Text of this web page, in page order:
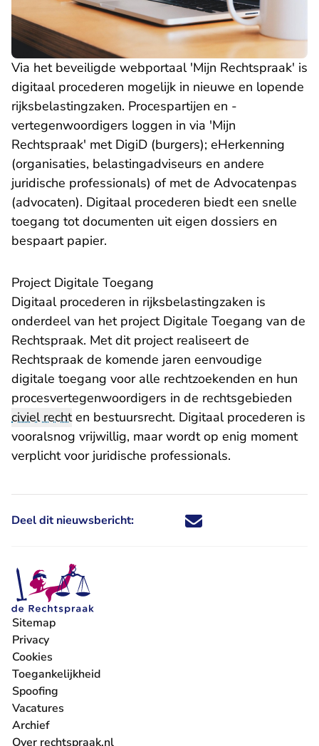
Via het beveiligde webportaal 'Mijn Rechtspraak' is
digitaal procederen mogelijk in nieuwe en lopende
rijksbelastingzaken. Procespartijen en -
vertegenwoordigers loggen in via 'Mijn
Rechtspraak' met DigiD (burgers); eHerkenning
(organisaties, belastingadviseurs en andere
juridische professionals) of met de Advocatenpas
(advocaten). Digitaal procederen biedt een snelle
toegang tot documenten uit eigen dossiers en
bespaart papier.
Project Digitale Toegang
Digitaal procederen in rijksbelastingzaken is
onderdeel van het project Digitale Toegang van de
Rechtspraak. Met dit project realiseert de
Rechtspraak de komende jaren eenvoudige
digitale toegang voor alle rechtzoekenden en hun
procesvertegenwoordigers in de rechtsgebieden
civiel rechten bestuursrecht. Digitaal procederen is
vooralsnog vrijwillig, maar wordt op enig moment
verplicht voor juridische professionals.
Deel dit nieuwsbericht: Deel dit nieuwsbericht via X -
Deel dit nieuwsbericht via
Deel dit nieuwsbericht
Deel dit
Sitemap
Privacy
Cookies
Toegankelijkheid
Spoofing
Vacatures
- U verlaat Rechtspraak.nl
Archief
Over rechtspraak.nl